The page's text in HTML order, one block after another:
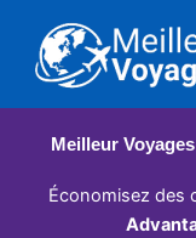
contenu
Meilleur
Économisez des